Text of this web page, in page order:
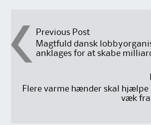
Post
navigation
Previous Post
Magtfuld dansk
anklages for at skabe
Flere varme hænder skal
væk fra